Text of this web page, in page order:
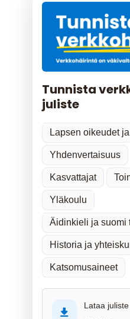
Tunnista
juliste
Lapsen oikeudet
Yhdenvertaisuus
Kasvattajat
Yläkoulu
Äidinkieli ja suomi
Historia ja
Katsomusaineet
Lataa